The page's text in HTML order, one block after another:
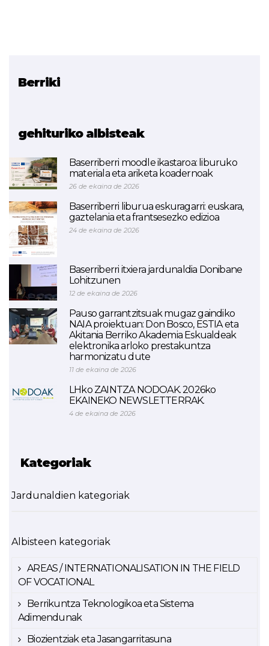
Berriki
gehituriko albisteak
Baserriberri moodle ikastaroa: liburuko
materiala eta ariketa koadernoak
26 de ekaina de 2026
Baserriberri liburua eskuragarri: euskara,
gaztelania eta frantsesezko edizioa
24 de ekaina de 2026
Baserriberri itxiera jardunaldia Donibane
Lohitzunen
12 de ekaina de 2026
Pauso garrantzitsuak mugaz gaindiko
NAIA proiektuan: Don Bosco, ESTIA eta
Akitania Berriko Akademia Eskualdeak
elektronika arloko prestakuntza
harmonizatu dute
11 de ekaina de 2026
LHko ZAINTZA NODOAK. 2026ko
EKAINEKO NEWSLETTERRAK.
4 de ekaina de 2026
Kategoriak
Jardunaldien kategoriak
Albisteen kategoriak
AREAS / INTERNATIONALISATION IN THE FIELD
OF VOCATIONAL
Berrikuntza Teknologikoa eta Sistema
Adimendunak
Biozientziak eta Jasangarritasuna